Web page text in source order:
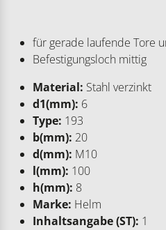
für gerade laufende Tore
Befestigungsloch mittig
Material: Stahl verzinkt
d1(mm): 6
Type: 193
b(mm): 20
d(mm): M10
l(mm): 100
h(mm): 8
Marke: Helm
Inhaltsangabe (ST): 1